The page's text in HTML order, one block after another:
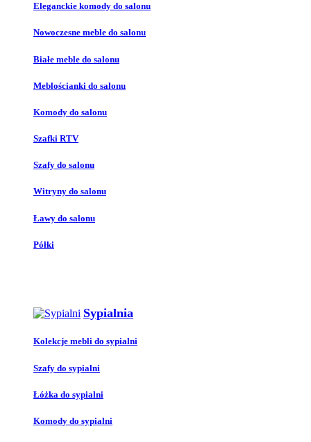
Eleganckie komody do salonu
Nowoczesne meble do salonu
Białe meble do salonu
Meblościanki do salonu
Komody do salonu
Szafki RTV
Szafy do salonu
Witryny do salonu
Ławy do salonu
Półki
Sypialnia
Kolekcje mebli do sypialni
Szafy do sypialni
Łóżka do sypialni
Komody do sypialni